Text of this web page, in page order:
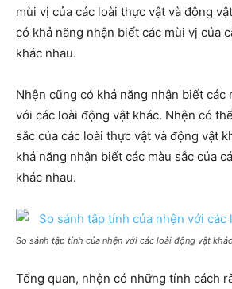
mùi vị của các loài thực vật và động
có khả năng nhận biết các mùi vị của
khác nhau.
Nhện cũng có khả năng nhận biết các
với các loài động vật khác. Nhện có
sắc của các loài thực vật và động vật
khả năng nhận biết các màu sắc của
khác nhau.
So sánh tập tính của nhện với các loài động vật khác
Tổng quan, nhện có những tính cách